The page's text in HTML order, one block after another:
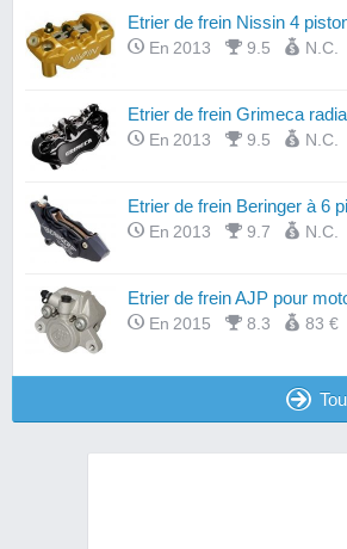
Etrier de frein Nissin 4
En 2013 9.5 N.C.
Etrier de frein Grimeca
En 2013 9.5 N.C.
Etrier de frein Beringer à 6
En 2013 9.7 N.C.
Etrier de frein AJP pour
En 2015 8.3 83 €